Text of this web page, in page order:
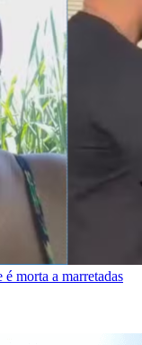
morta a marretadas